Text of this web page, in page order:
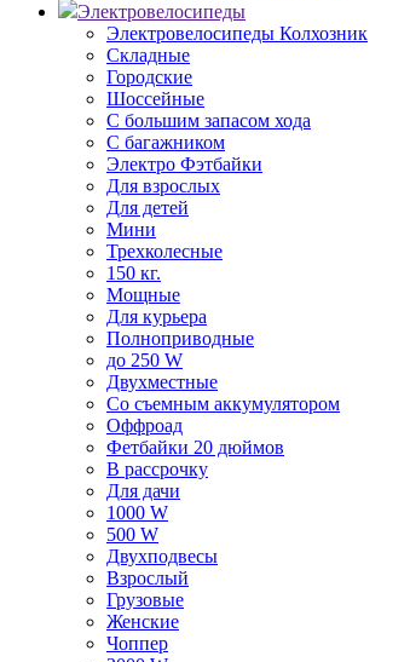
Электровелосипеды
Электровелосипеды Колхозник
Складные
Городские
Шоссейные
С большим запасом хода
С багажником
Электро Фэтбайки
Для взрослых
Для детей
Мини
Трехколесные
150 кг.
Мощные
Для курьера
Полноприводные
до 250 W
Двухместные
Со съемным аккумулятором
Оффроад
Фетбайки 20 дюймов
В рассрочку
Для дачи
1000 W
500 W
Двухподвесы
Взрослый
Грузовые
Женские
Чоппер